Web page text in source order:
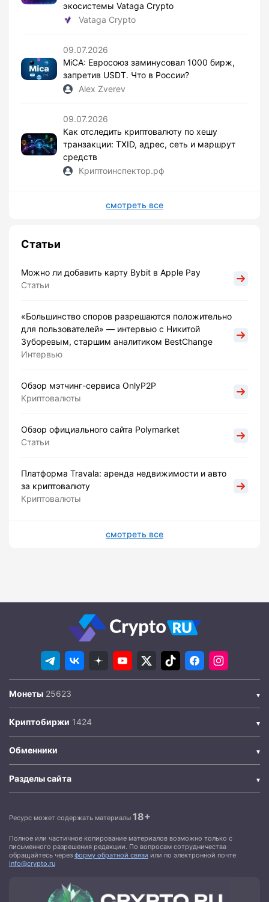
экосистемы Vataga Crypto
Vataga Crypto
09.07.2026
MiCA: Евросоюз заминусовал 1000 бирж,
запретив USDT. Что в России?
Alex Zverev
09.07.2026
Как отследить криптовалюту по хешу
транзакции: TXID, адрес, сеть и маршрут
средств
Криптоинспектор.рф
смотреть все
Статьи
Можно ли добавить карту Bybit в Apple Pay
Статьи
«Большинство споров разрешаются положительно
для пользователей» — интервью с Никитой
Зуборевым, старшим аналитиком BestChange
Интервью
Обзор мэтчинг-сервиса OnlyP2P
Криптовалюты
Обзор официального сайта Polymarket
Статьи
Платформа Travala: аренда недвижимости и авто
за криптовалюту
Криптовалюты
смотреть все
Монеты
Криптобиржи
Обменники
Разделы сайта
Ресурс может содержать материалы 18+
Полное или частичное копирование материалов возможно только с
письменного разрешения редакции. По вопросам сотрудничества
обращайтесь через форму обратной связи или по электронной почте
info@crypto.ru